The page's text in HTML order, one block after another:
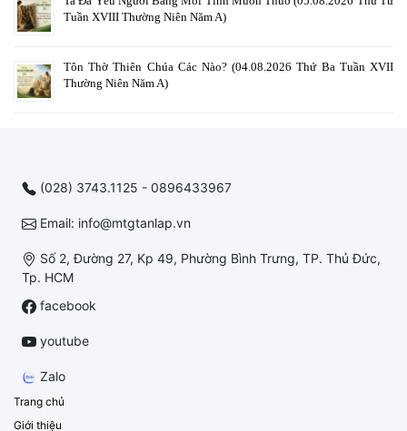
Tuần XVIII Thường Niên Năm A)
Tôn Thờ Thiên Chúa Các Nào? (04.08.2026 Thứ Ba Tuần XVII
Thường Niên Năm A)
(028) 3743.1125 - 0896433967
Email: info@mtgtanlap.vn
Số 2, Đường 27, Kp 49, Phường Bình Trưng, TP. Thủ Đức,
Tp. HCM
facebook
youtube
Zalo
Trang chủ
Giới thiệu